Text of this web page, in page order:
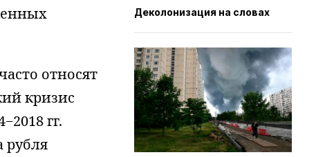
относят
кризис
гг.
рубля
Деколонизация на словах